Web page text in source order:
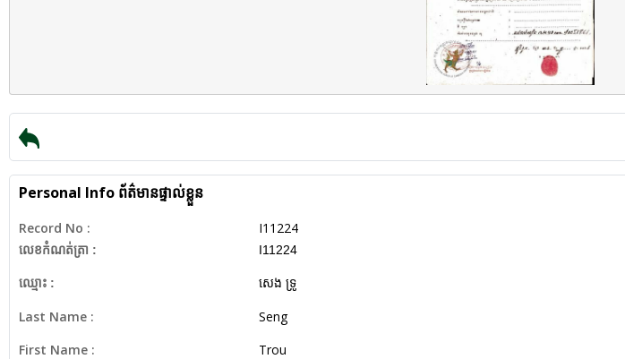
Personal Info ព័ត៌មានផ្ទាល់ខ្លួន
Record No :
លេខកំណត់ត្រា :
I11224
I11224
ឈ្មោះ : សេង ទ្រូ
Last Name :
Seng
First Name :
Trou